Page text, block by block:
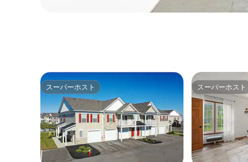
スーパーホスト
スーパーホスト スーパーホスト
スーパーホスト